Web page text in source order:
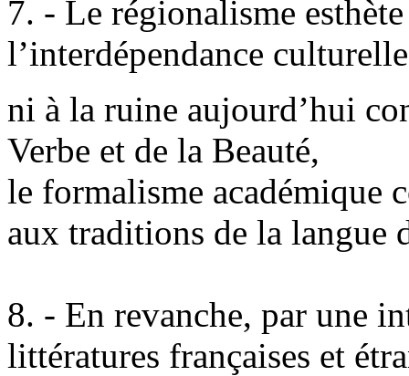
7. - Le régionalisme
l’interdépendance
ni à la ruine aujourd’hui
Verbe et de la Beauté,
le formalisme académique
aux traditions de la langue
8. - En revanche, par une
littératures françaises et